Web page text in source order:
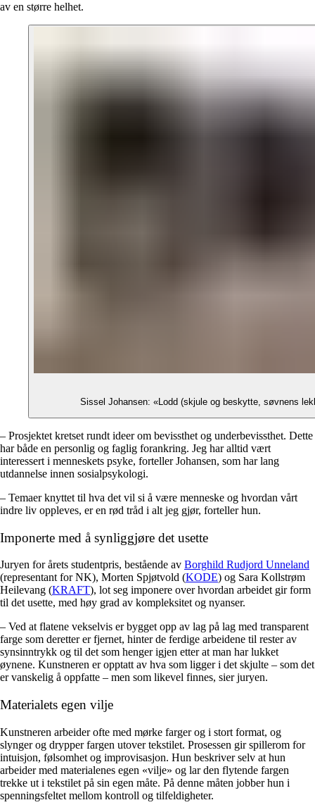
av en større helhet.
Sissel Johansen: «Lodd (skjule og beskytte, søvnens
– Prosjektet kretset rundt ideer om bevissthet og underbevissthet. Dette
har både en personlig og faglig forankring. Jeg har alltid vært
interessert i menneskets psyke, forteller Johansen, som har lang
utdannelse innen sosialpsykologi.
– Temaer knyttet til hva det vil si å være menneske og hvordan vårt
indre liv oppleves, er en rød tråd i alt jeg gjør, forteller hun.
Imponerte med å synliggjøre det usette
Juryen for årets studentpris, bestående av Borghild Rudjord Unneland
(representant for NK), Morten Spjøtvold (KODE) og Sara Kollstrøm
Heilevang (KRAFT), lot seg imponere over hvordan arbeidet gir form
til det usette, med høy grad av kompleksitet og nyanser.
– Ved at flatene vekselvis er bygget opp av lag på lag med transparent
farge som deretter er fjernet, hinter de ferdige arbeidene til rester av
synsinntrykk og til det som henger igjen etter at man har lukket
øynene. Kunstneren er opptatt av hva som ligger i det skjulte – som det
er vanskelig å oppfatte – men som likevel finnes, sier juryen.
Materialets egen vilje
Kunstneren arbeider ofte med mørke farger og i stort format, og
slynger og drypper fargen utover tekstilet. Prosessen gir spillerom for
intuisjon, følsomhet og improvisasjon. Hun beskriver selv at hun
arbeider med materialenes egen «vilje» og lar den flytende fargen
trekke ut i tekstilet på sin egen måte. På denne måten jobber hun i
spenningsfeltet mellom kontroll og tilfeldigheter.